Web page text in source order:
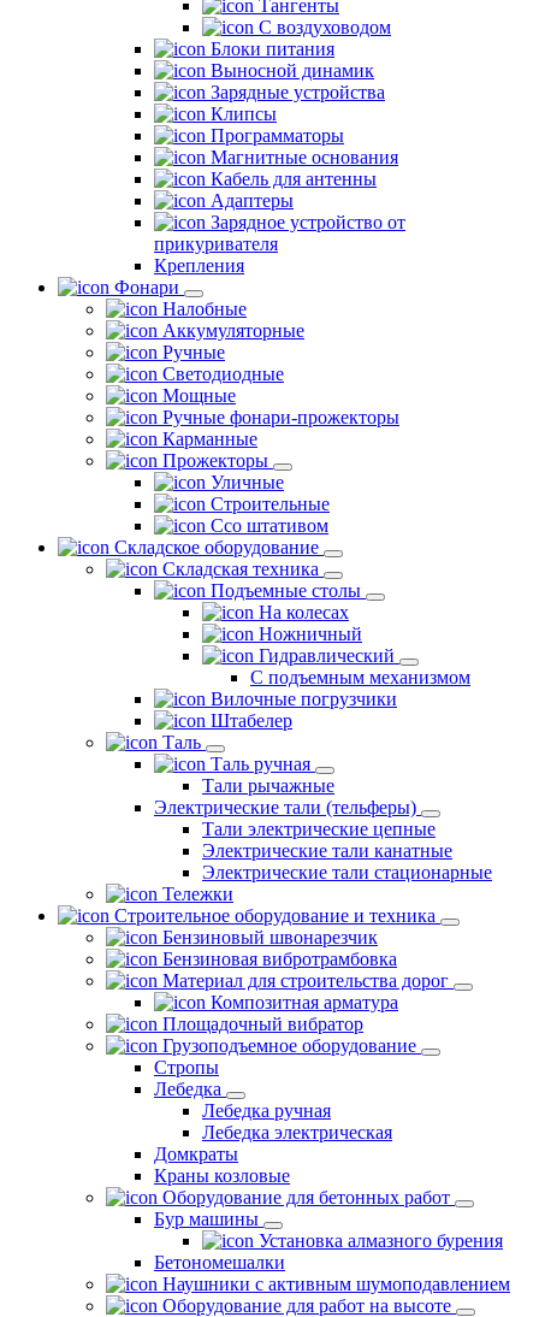
Тангенты
С воздуховодом
Блоки питания
Выносной динамик
Зарядные устройства
Клипсы
Программаторы
Магнитные основания
Кабель для антенны
Адаптеры
Зарядное устройство от
прикуривателя
Крепления
Фонари
Налобные
Аккумуляторные
Ручные
Светодиодные
Мощные
Ручные фонари-прожекторы
Карманные
Прожекторы
Уличные
Строительные
Ссо штативом
Складское оборудование
Складская техника
Подъемные столы
На колесах
Ножничный
Гидравлический
С подъемным механизмом
Вилочные погрузчики
Штабелер
Таль
Таль ручная
Тали рычажные
Электрические тали (тельферы)
Тали электрические цепные
Электрические тали канатные
Электрические тали стационарные
Тележки
Строительное оборудование и техника
Бензиновый швонарезчик
Бензиновая вибротрамбовка
Материал для строительства дорог
Композитная арматура
Площадочный вибратор
Грузоподъемное оборудование
Стропы
Лебедка
Лебедка ручная
Лебедка электрическая
Домкраты
Краны козловые
Оборудование для бетонных работ
Бур машины
Установка алмазного бурения
Бетономешалки
Наушники с активным шумоподавлением
Оборудование для работ на высоте